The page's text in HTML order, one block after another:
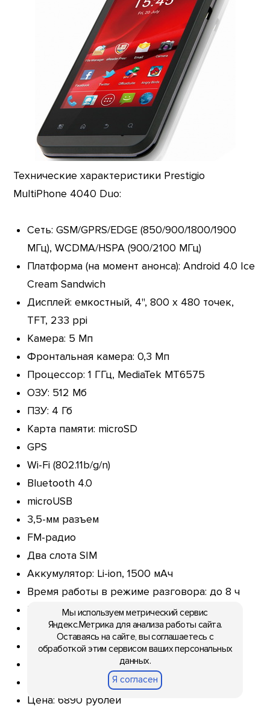
Технические характеристики Prestigio
MultiPhone 4040 Duo:
Сеть: GSM/GPRS/EDGE (850/900/1800/1900
МГц), WCDMA/HSPA (900/2100 МГц)
Платформа (на момент анонса): Android 4.0 Ice
Cream Sandwich
Дисплей: емкостный, 4", 800 х 480 точек,
TFT, 233 ppi
Камера: 5 Мп
Фронтальная камера: 0,3 Мп
Процессор: 1 ГГц, MediaTek MT6575
ОЗУ: 512 Мб
ПЗУ: 4 Гб
Карта памяти: microSD
GPS
Wi-Fi (802.11b/g/n)
Bluetooth 4.0
microUSB
3,5-мм разъем
FM-радио
Два слота SIM
Аккумулятор: Li-ion, 1500 мАч
Время работы в режиме разговора: до 8 ч
Размеры: 124 х 64 х 10,95 мм
Форм-фактор: моноблок с тачскрином
Тип: смартфон
Дата анонса: октябрь 2012 года
Дата релиза: конец 2012 года
Цена: 6890 рублей
Мы используем метрический сервис
Яндекс.Метрика для анализа работы сайта.
Оставаясь на сайте, вы соглашаетесь с
обработкой этим сервисом ваших персональных
данных.
Я согласен